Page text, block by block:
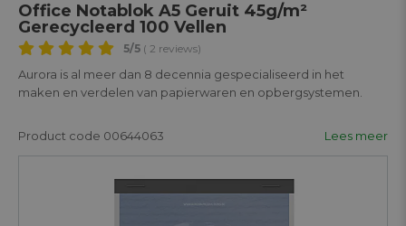
Office Notablok A5 Geruit 45g/m²
Gerecycleerd 100 Vellen
5/5 ( 2 reviews)
Aurora is al meer dan 8 decennia gespecialiseerd in het
maken en verdelen van papierwaren en opbergsystemen.
Product code 00644063 Lees meer